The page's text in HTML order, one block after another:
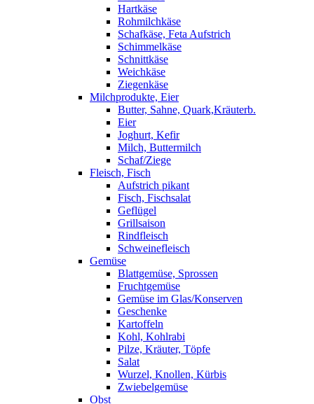
Hartkäse
Rohmilchkäse
Schafkäse, Feta Aufstrich
Schimmelkäse
Schnittkäse
Weichkäse
Ziegenkäse
Milchprodukte, Eier
Butter, Sahne, Quark,Kräuterb.
Eier
Joghurt, Kefir
Milch, Buttermilch
Schaf/Ziege
Fleisch, Fisch
Aufstrich pikant
Fisch, Fischsalat
Geflügel
Grillsaison
Rindfleisch
Schweinefleisch
Gemüse
Blattgemüse, Sprossen
Fruchtgemüse
Gemüse im Glas/Konserven
Geschenke
Kartoffeln
Kohl, Kohlrabi
Pilze, Kräuter, Töpfe
Salat
Wurzel, Knollen, Kürbis
Zwiebelgemüse
Obst